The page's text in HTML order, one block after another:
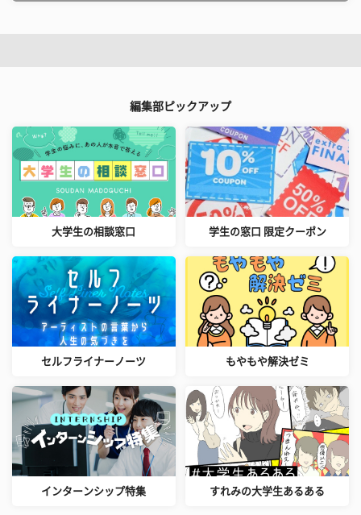
編集部ピックアップ
大学生の相談窓口 学生の窓口 限定クーポン
セルフライナーノーツ もやもや解決ゼミ
インターンシップ特集 すれみの大学生あるある